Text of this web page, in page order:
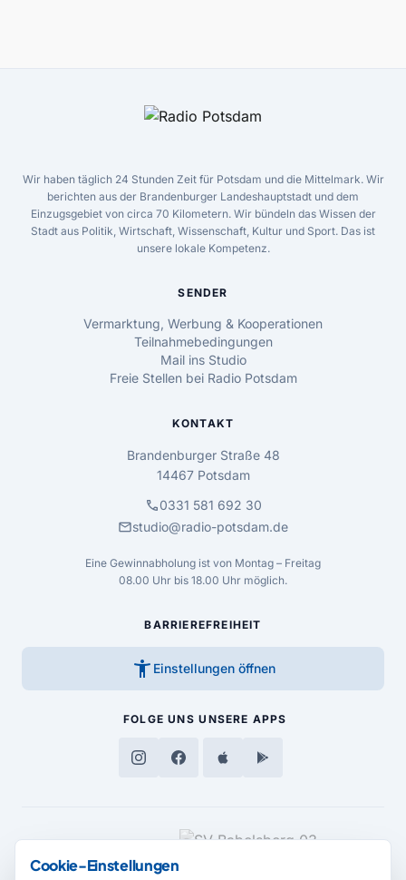
Wir haben täglich 24 Stunden Zeit für Potsdam und die Mittelmark. Wir
berichten aus der Brandenburger Landeshauptstadt und dem
Einzugsgebiet von circa 70 Kilometern. Wir bündeln das Wissen der
Stadt aus Politik, Wirtschaft, Wissenschaft, Kultur und Sport. Das ist
unsere lokale Kompetenz.
SENDER
Vermarktung, Werbung & Kooperationen
Teilnahmebedingungen
Mail ins Studio
Freie Stellen bei Radio Potsdam
KONTAKT
Brandenburger Straße 48
14467 Potsdam
call0331 581 692 30
mailstudio@radio-potsdam.de
Eine Gewinnabholung ist von Montag – Freitag
08.00 Uhr bis 18.00 Uhr möglich.
BARRIEREFREIHEIT
accessibility_new Einstellungen öffnen
FOLGE UNS UNSERE APPS
MEDIENPARTNER
Cookie-Einstellungen